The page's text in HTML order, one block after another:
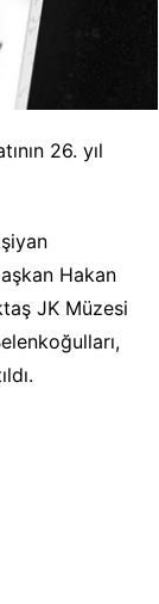
26. yıl
Hakan
JK Müzesi